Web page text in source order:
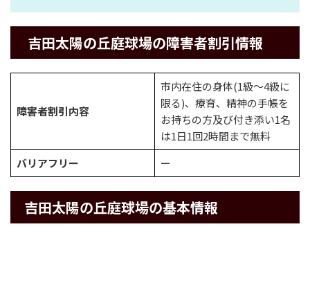
吉田太陽の丘庭球場の障害者割引情報
障害者割引内容
市内在住の身体(1級～4級に
限る)、療育、精神の手帳を
お持ちの方及び付き添い1名
は1日1回2時間まで無料
バリアフリー
ー
吉田太陽の丘庭球場の基本情報